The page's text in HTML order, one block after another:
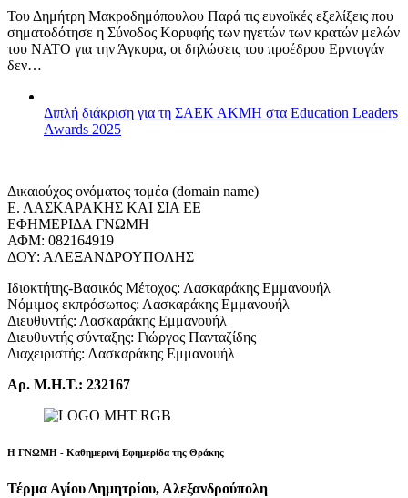
Του Δημήτρη Μακροδημόπουλου Παρά τις ευνοϊκές εξελίξεις που
σηματοδότησε η Σύνοδος Κορυφής των ηγετών των κρατών μελών
του ΝΑΤΟ για την Άγκυρα, οι δηλώσεις του προέδρου Ερντογάν
δεν…
Διπλή διάκριση για τη ΣΑΕΚ ΑΚΜΗ στα Education Leaders
Awards 2025
Δικαιούχος ονόματος τομέα (domain name)
Ε. ΛΑΣΚΑΡΑΚΗΣ ΚΑΙ ΣΙΑ ΕΕ
ΕΦΗΜΕΡΙΔΑ ΓΝΩΜΗ
ΑΦΜ: 082164919
ΔΟΥ: ΑΛΕΞΑΝΔΡΟΥΠΟΛΗΣ
Ιδιοκτήτης-Βασικός Μέτοχος: Λασκαράκης Εμμανουήλ
Νόμιμος εκπρόσωπος: Λασκαράκης Εμμανουήλ
Διευθυντής: Λασκαράκης Εμμανουήλ
Διευθυντής σύνταξης: Γιώργος Πανταζίδης
Διαχειριστής: Λασκαράκης Εμμανουήλ
Αρ. Μ.Η.Τ.: 232167
Η ΓΝΩΜΗ - Καθημερινή Εφημερίδα της Θράκης
Τέρμα Αγίου Δημητρίου, Αλεξανδρούπολη